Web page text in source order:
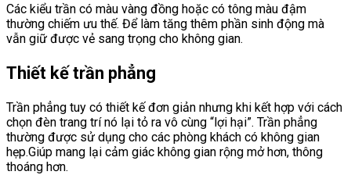
Các kiểu trần có màu vàng đồng hoặc có tông màu đậm
thường chiếm ưu thế. Để làm tăng thêm phần sinh động mà
vẫn giữ được vẻ sang trọng cho không gian.
Thiết kế trần phẳng
Trần phẳng tuy có thiết kế đơn giản nhưng khi kết hợp với cách
chọn đèn trang trí nó lại tỏ ra vô cùng “lợi hại”. Trần phẳng
thường được sử dụng cho các phòng khách có không gian
hẹp.Giúp mang lại cảm giác không gian rộng mở hơn, thông
thoáng hơn.